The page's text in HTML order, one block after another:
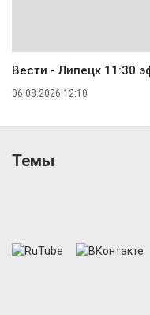
Вести - Липецк 11:30
06.08.2026 12:10
Темы